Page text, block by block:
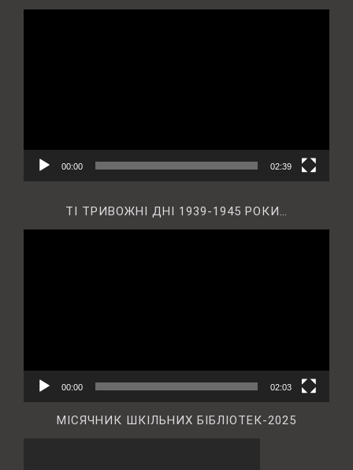
00:00 02:39
ТІ ТРИВОЖНІ ДНІ 1939-1945 РОКИ…
00:00 02:03
МІСЯЧНИК ШКІЛЬНИХ БІБЛІОТЕК-2025